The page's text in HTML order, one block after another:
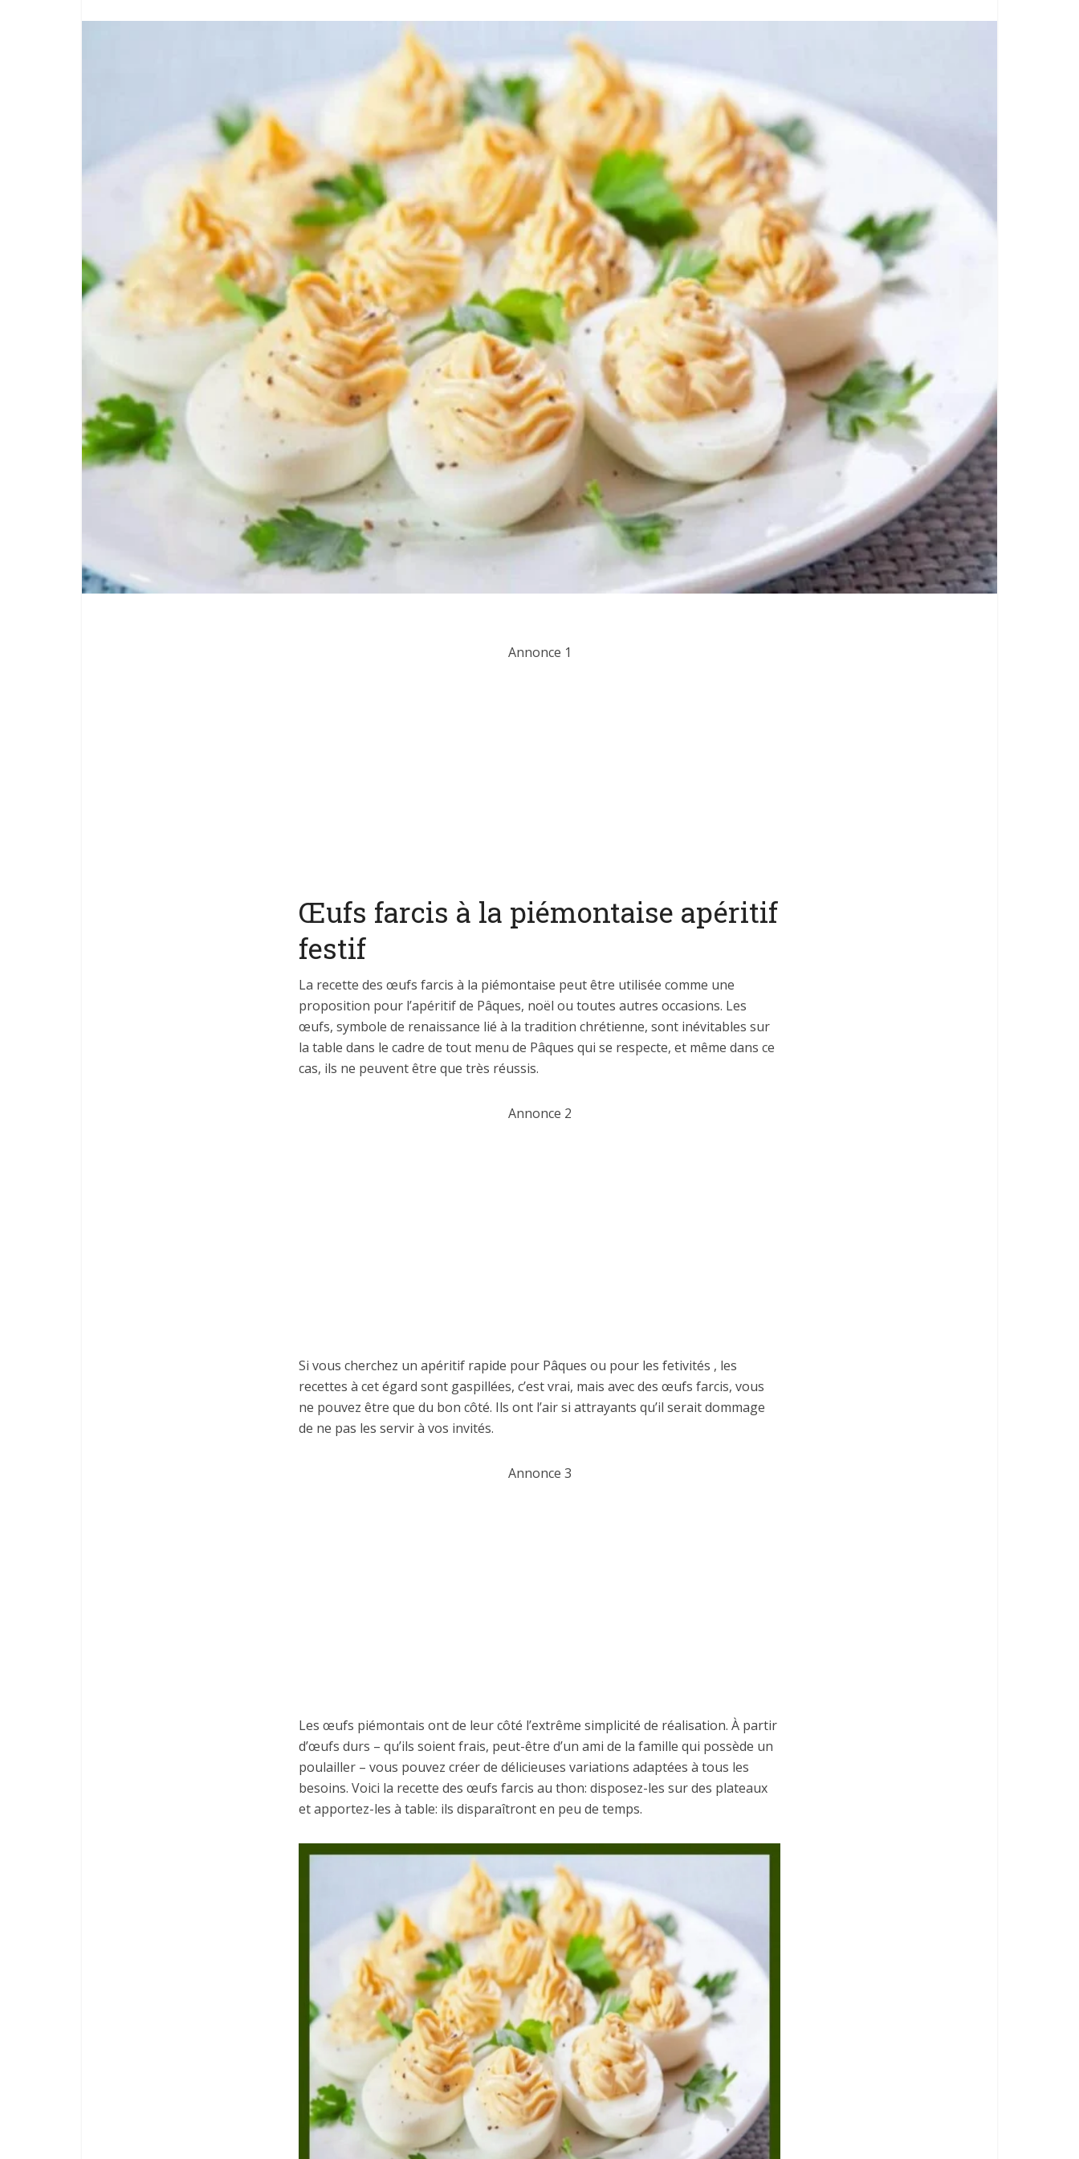
Annonce 1
Œufs farcis à la piémontaise apéritif
festif
La recette des œufs farcis à la piémontaise peut être utilisée comme une
proposition pour l’apéritif de Pâques, noël ou toutes autres occasions. Les
œufs, symbole de renaissance lié à la tradition chrétienne, sont inévitables sur
la table dans le cadre de tout menu de Pâques qui se respecte, et même dans ce
cas, ils ne peuvent être que très réussis.
Annonce 2
Si vous cherchez un apéritif rapide pour Pâques ou pour les fetivités , les
recettes à cet égard sont gaspillées, c’est vrai, mais avec des œufs farcis, vous
ne pouvez être que du bon côté. Ils ont l’air si attrayants qu’il serait dommage
de ne pas les servir à vos invités.
Annonce 3
Les œufs piémontais ont de leur côté l’extrême simplicité de réalisation. À partir
d’œufs durs – qu’ils soient frais, peut-être d’un ami de la famille qui possède un
poulailler – vous pouvez créer de délicieuses variations adaptées à tous les
besoins. Voici la recette des œufs farcis au thon: disposez-les sur des plateaux
et apportez-les à table: ils disparaîtront en peu de temps.